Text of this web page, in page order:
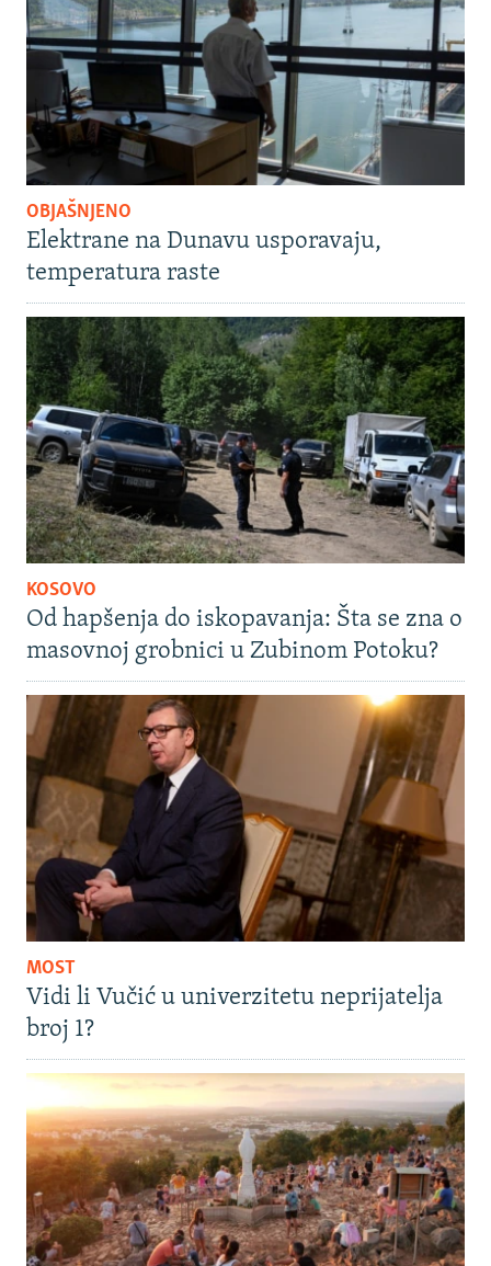
OBJAŠNJENO
Elektrane na Dunavu usporavaju,
temperatura raste
KOSOVO
Od hapšenja do iskopavanja: Šta se zna o
masovnoj grobnici u Zubinom Potoku?
MOST
Vidi li Vučić u univerzitetu neprijatelja
broj 1?